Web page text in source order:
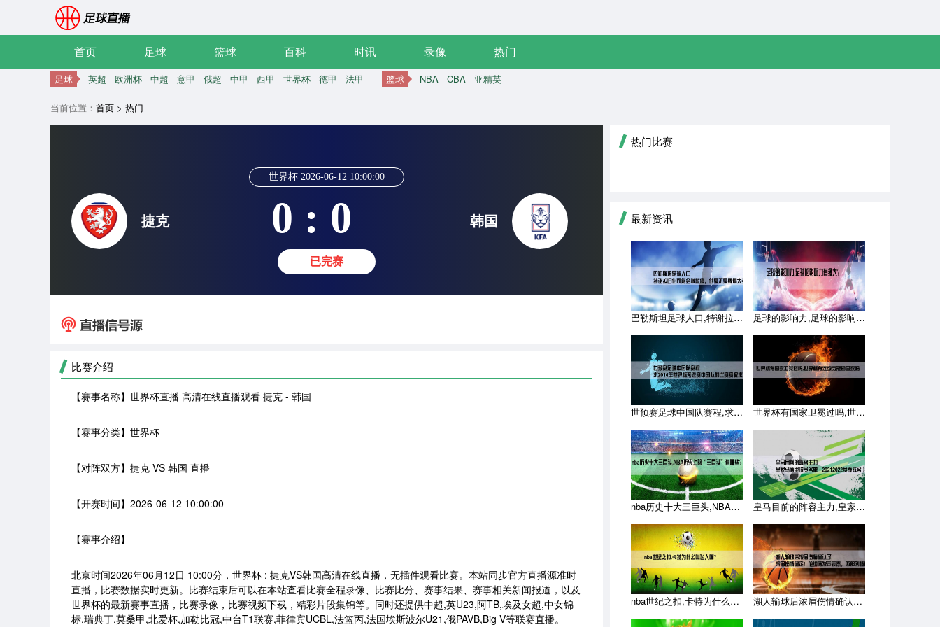
首页 足球 篮球 百科 时讯 录像 热门
足球 英超 欧洲杯 中超 意甲 俄超 中甲 西甲 世界杯 德甲 法甲 篮球 NBA CBA 亚精英
当前位置： 首页 > 热门
捷克
世界杯 2026-06-12 10:00:00
0 : 0
已完赛
韩国
比赛介绍
【赛事名称】 世界杯直播 高清在线直播观看 捷克 - 韩国
【赛事分类】 世界杯
【对阵双方】 捷克 VS 韩国 直播
【开赛时间】 2026-06-12 10:00:00
【赛事介绍】
北京时间2026年06月12日 10:00分，世界杯 : 捷克VS韩国高清在线直播，无插件观看比赛。本站同步官方直播源准时
直播，比赛数据实时更新。比赛结束后可以在本站查看比赛全程录像、比赛比分、赛事结果、赛事相关新闻报道，以及
世界杯的最新赛事直播，比赛录像，比赛视频下载，精彩片段集锦等。同时还提供中超,英U23,阿TB,埃及女超,中女锦
标,瑞典丁,莫桑甲,北爱杯,加勒比冠,中台T1联赛,菲律宾UCBL,法篮丙,法国埃斯波尔U21,俄PAVB,Big V等联赛直播。
热门比赛
最新资讯
巴勒斯坦足球人口,特谢拉归化可能会被暂停，他是不是要得太多了 足球的影响力,足球的影响力有多大？
世预赛足球中国队赛程,求2014年世界杯预选赛中国队的比赛赛 世界杯有国家卫冕过吗,世界杯有连续夺冠的国家吗
nba历史十大三巨头,NBA历史上的“三巨头”有哪些？ 皇马目前的阵容主力,皇家马德里球员名单（20212022赛季
nba世纪之扣,卡特为什么叫飞人啊？ 湖人输球后浓眉伤情确认了,浓眉伤情确定！伦纳德发声表态，西部